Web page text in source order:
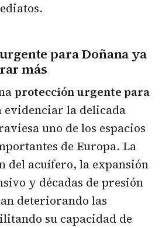
para Doñana ya
más
protección urgente para
evidenciar la delicada
uno de los espacios
de Europa. La
del acuífero, la expansión
y décadas de presión
deteriorando las
su capacidad de